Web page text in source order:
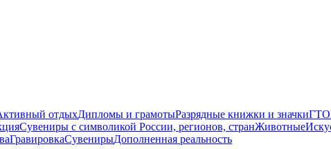
отдыхДипломы и грамотыРазрядные книжки и значкиГТО
Сувениры с символикой России, регионов, странЖивотные
ГравировкаСувенирыДополненная реальность